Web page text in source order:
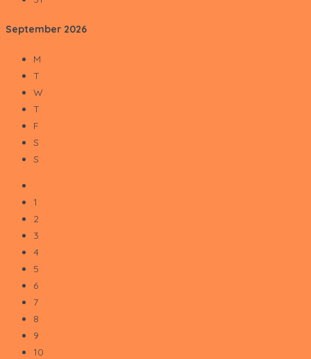
September 2026
M
T
W
T
F
S
S
1
2
3
4
5
6
7
8
9
10